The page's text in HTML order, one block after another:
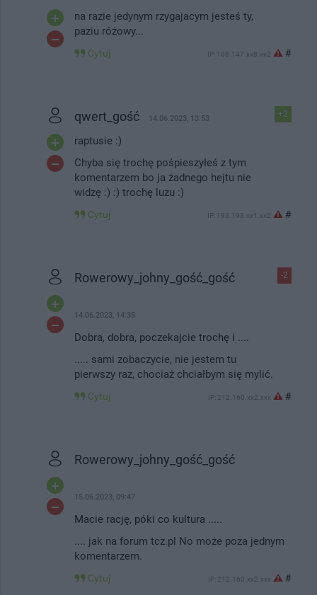
na razie jedynym rzygajacym jesteś ty,
paziu różowy...
Cytuj IP: 188.147.xx8.xx2 #
+2
qwert_gość 14.06.2023, 13:53
raptusie :)
Chyba się trochę pośpieszyłeś z tym
komentarzem bo ja żadnego hejtu nie
widzę :) :) trochę luzu :)
Cytuj IP: 193.193.xx1.xx2 #
-2
Rowerowy_johny_gość_gość
14.06.2023, 14:35
Dobra, dobra, poczekajcie trochę i ....
..... sami zobaczycie, nie jestem tu
pierwszy raz, chociaż chciałbym się mylić.
Cytuj IP: 212.160.xx2.xxx #
Rowerowy_johny_gość_gość
15.06.2023, 09:47
Macie rację, póki co kultura .....
.... jak na forum tcz.pl No może poza jednym
komentarzem.
Cytuj IP: 212.160.xx2.xxx #